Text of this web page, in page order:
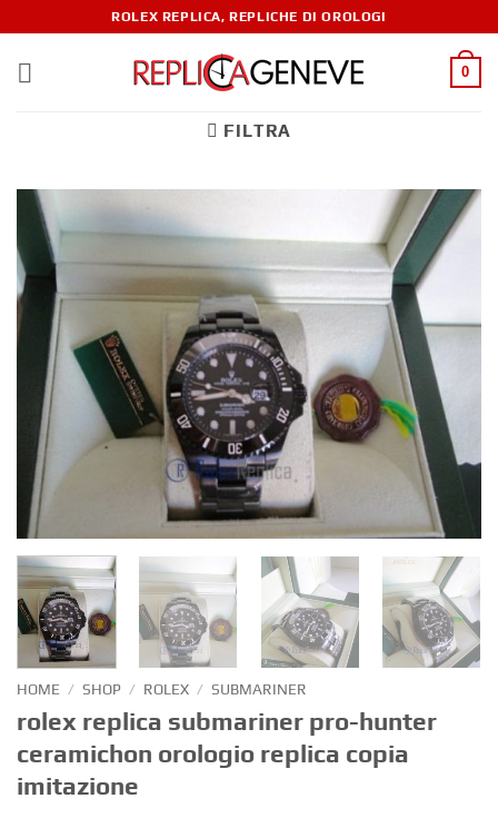
ROLEX REPLICA, REPLICHE DI OROLOGI
0
FILTRA
HOME / SHOP / ROLEX / SUBMARINER
rolex replica submariner pro-hunter
ceramichon orologio replica copia
imitazione